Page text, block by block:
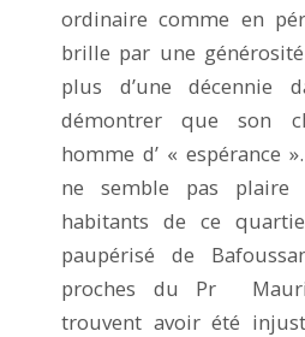
ordinaire comme en
brille par une
plus d’une décennie
démontrer que son
homme d’ « espérance
ne semble pas plaire
habitants de ce
paupérisé de
proches du Pr
trouvent avoir été